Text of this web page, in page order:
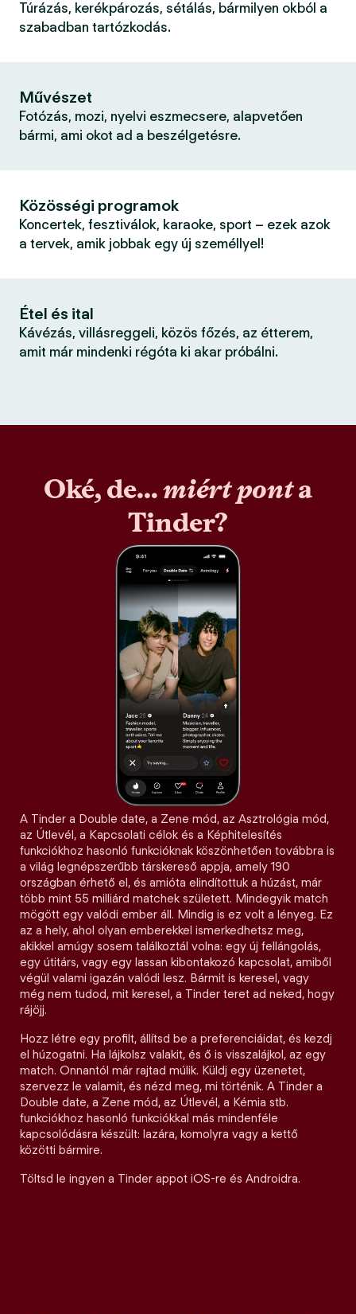
Túrázás, kerékpározás, sétálás, bármilyen okból a
szabadban tartózkodás.
Művészet
Fotózás, mozi, nyelvi eszmecsere, alapvetően
bármi, ami okot ad a beszélgetésre.
Közösségi programok
Koncertek, fesztiválok, karaoke, sport – ezek azok
a tervek, amik jobbak egy új személlyel!
Étel és ital
Kávézás, villásreggeli, közös főzés, az étterem,
amit már mindenki régóta ki akar próbálni.
Oké, de...miért ponta
Tinder?
A Tinder a Double date, a Zene mód, az Asztrológia mód,
az Útlevél, a Kapcsolati célok és a Képhitelesítés
funkciókhoz hasonló funkcióknak köszönhetően továbbra is
a világ legnépszerűbb társkereső appja, amely 190
országban érhető el, és amióta elindítottuk a húzást, már
több mint 55 milliárd matchek született. Mindegyik match
mögött egy valódi ember áll. Mindig is ez volt a lényeg. Ez
az a hely, ahol olyan emberekkel ismerkedhetsz meg,
akikkel amúgy sosem találkoztál volna: egy új fellángolás,
egy útitárs, vagy egy lassan kibontakozó kapcsolat, amiből
végül valami igazán valódi lesz. Bármit is keresel, vagy
még nem tudod, mit keresel, a Tinder teret ad neked, hogy
rájöjj.
Hozz létre egy profilt, állítsd be a preferenciáidat, és kezdj
el húzogatni. Ha lájkolsz valakit, és ő is visszalájkol, az egy
match. Onnantól már rajtad múlik. Küldj egy üzenetet,
szervezz le valamit, és nézd meg, mi történik. A Tinder a
Double date, a Zene mód, az Útlevél, a Kémia stb.
funkciókhoz hasonló funkciókkal más mindenféle
kapcsolódásra készült: lazára, komolyra vagy a kettő
közötti bármire.
Töltsd le ingyen a Tinder appot iOS-re és Androidra.